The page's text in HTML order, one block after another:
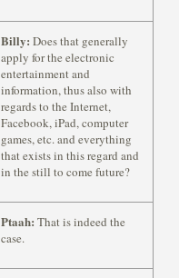
Billy: Does that generally
apply for the electronic
entertainment and
information, thus also with
regards to the Internet,
Facebook, iPad, computer
games, etc. and everything
that exists in this regard and
in the still to come future?
Ptaah: That is indeed the
case.